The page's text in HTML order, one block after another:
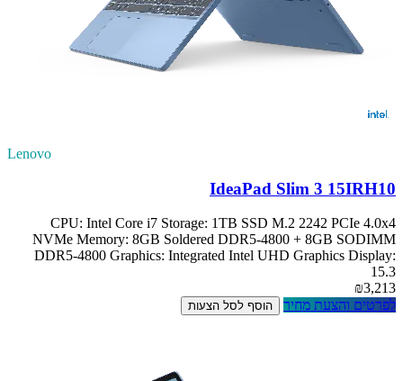
Lenovo
IdeaPad Slim 3 15IRH10
CPU: Intel Core i7 Storage: 1TB SSD M.2 2242 PCIe 4.0x4
NVMe Memory: 8GB Soldered DDR5-4800 + 8GB SODIMM
DDR5-4800 Graphics: Integrated Intel UHD Graphics Display:
15.3
₪3,213
לפרטים והצעת מחיר
הוסף לסל הצעות